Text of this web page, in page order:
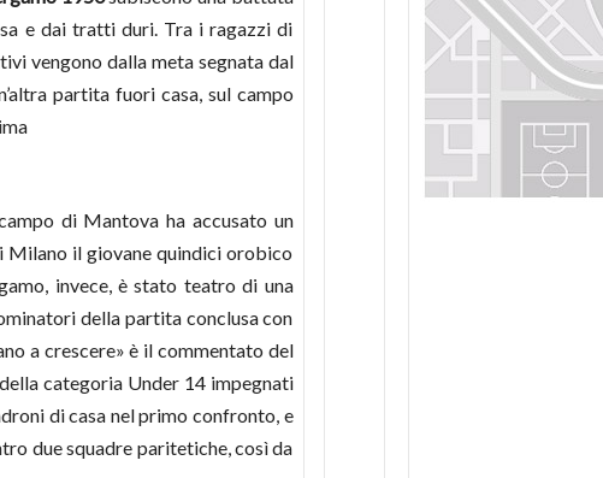
e dai tratti duri. Tra i ragazzi di
vengono dalla meta segnata dal
partita fuori casa, sul campo
di Mantova ha accusato un
Milano il giovane quindici orobico
invece, è stato teatro di una
della partita conclusa con
a crescere» è il commentato del
categoria Under 14 impegnati
di casa nel primo confronto, e
due squadre paritetiche, così da